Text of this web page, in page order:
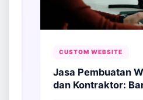
CUSTOM WEBSITE
Jasa Pembuatan
dan Kontraktor: